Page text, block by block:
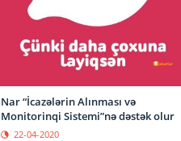
Nar “İcazələrin Alınması və
Monitorinqi Sistemi”nə dəstək olur
22-04-2020